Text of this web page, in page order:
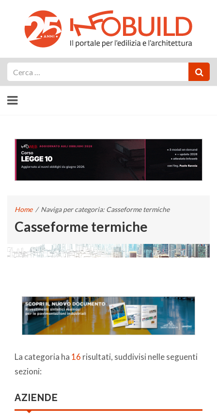
Home / Naviga per categoria: Casseforme termiche
Casseforme termiche
La categoria ha 16 risultati, suddivisi nelle seguenti
sezioni:
AZIENDE